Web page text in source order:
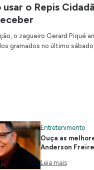
o Repis
o zagueiro Gerard Piqué
gramados no último
Entretenimento
Ouça as
Anderson Freire
Leia mais